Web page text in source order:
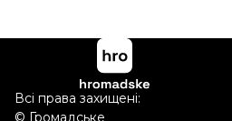
Всі права захищені: